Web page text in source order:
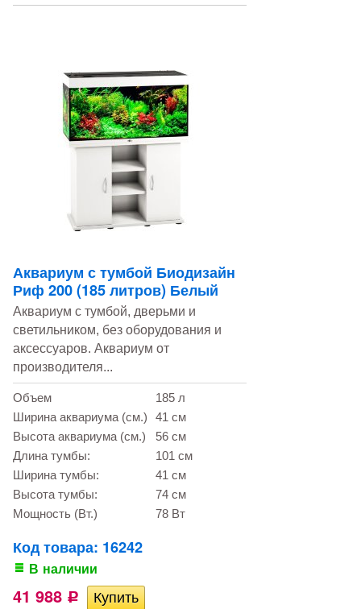
Аквариум с тумбой Биодизайн
Риф 200 (185 литров) Белый
Аквариум с тумбой, дверьми и
светильником, без оборудования и
аксессуаров. Аквариум от
производителя...
Объем
185 л
Ширина аквариума (см.)
41 см
Высота аквариума (см.)
56 см
Длина тумбы:
101 см
Ширина тумбы:
41 см
Высота тумбы:
74 см
Мощность (Вт.)
78 Вт
Код товара: 16242
В наличии
41 988 Р